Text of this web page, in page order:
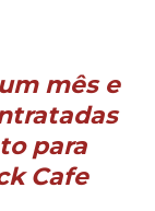
mês e
para
Cafe